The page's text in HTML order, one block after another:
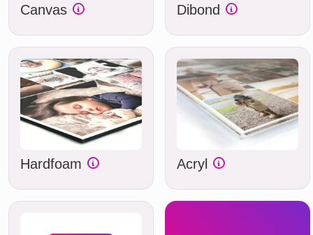
Canvas Dibond
Hardfoam Acryl